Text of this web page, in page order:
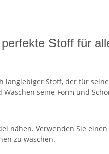
Stoff für
Stoff, der für
seine Form und
nähen. Verwenden Sie
zu waschen.